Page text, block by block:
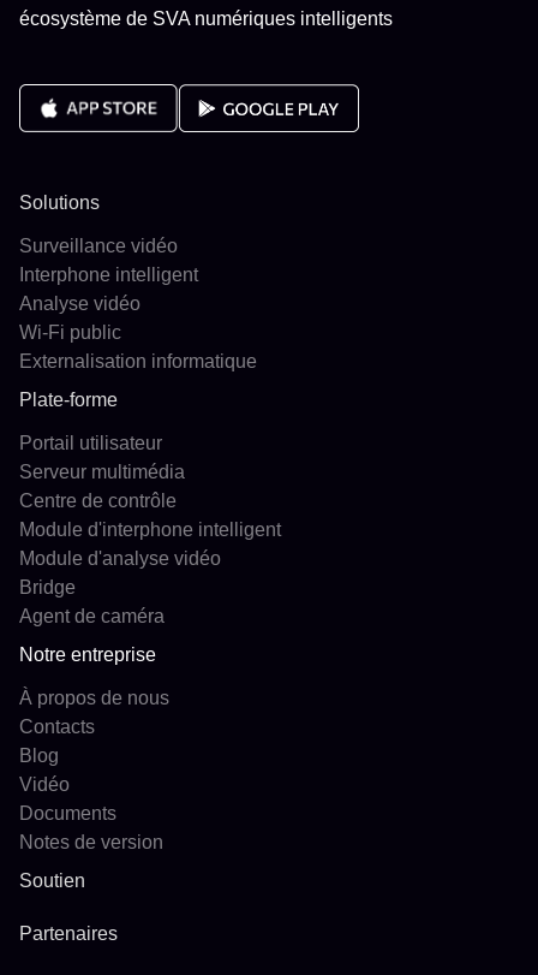
écosystème de SVA numériques intelligents
Solutions
Surveillance vidéo
Interphone intelligent
Analyse vidéo
Wi-Fi public
Externalisation informatique
Plate-forme
Portail utilisateur
Serveur multimédia
Centre de contrôle
Module d'interphone intelligent
Module d'analyse vidéo
Bridge
Agent de caméra
Notre entreprise
À propos de nous
Contacts
Blog
Vidéo
Documents
Notes de version
Soutien
Partenaires